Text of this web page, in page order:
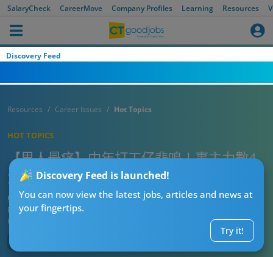
SalaryCheck CareerMove Company Profiles Learning Resources
Discovery Feed
Discovery Feed is launched!
You can now view the latest jobs, articles and news at
your fingertips.
Try it!
Resources Career Issues Hot Topics
HOT TOPICS
【男人最痛】中年打工仔悲鳴！事主力數4
大心酸史 崩潰：中年男人好壓抑！
CT熱話管理員
Published:2025-10-12
Updated: